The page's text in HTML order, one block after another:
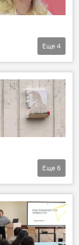
Еще 4
Еще 6